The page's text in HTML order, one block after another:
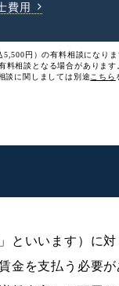
費用
円）の有料相談になりま
料相談となる場合があります
談に関しましては 別途 こちら
といいます）に
金を支払う必要が